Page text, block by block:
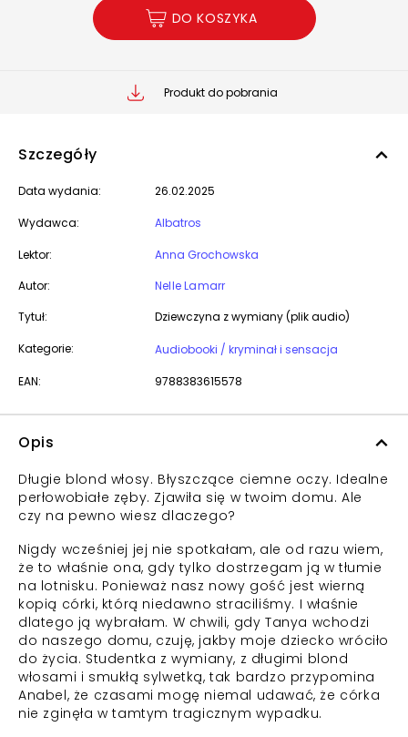
DO KOSZYKA
Produkt do pobrania
Szczegóły
Data wydania: 26.02.2025
Wydawca: Albatros
Lektor:
Anna Grochowska
Autor:
Nelle Lamarr
Tytuł:
Dziewczyna z wymiany (plik audio)
Kategorie: Audiobooki / kryminał i sensacja
EAN: 9788383615578
Opis
Długie blond włosy. Błyszczące ciemne oczy. Idealne
perłowobiałe zęby. Zjawiła się w twoim domu. Ale
czy na pewno wiesz dlaczego?
Nigdy wcześniej jej nie spotkałam, ale od razu wiem,
że to właśnie ona, gdy tylko dostrzegam ją w tłumie
na lotnisku. Ponieważ nasz nowy gość jest wierną
kopią córki, którą niedawno straciliśmy. I właśnie
dlatego ją wybrałam. W chwili, gdy Tanya wchodzi
do naszego domu, czuję, jakby moje dziecko wróciło
do życia. Studentka z wymiany, z długimi blond
włosami i smukłą sylwetką, tak bardzo przypomina
Anabel, że czasami mogę niemal udawać, że córka
nie zginęła w tamtym tragicznym wypadku.